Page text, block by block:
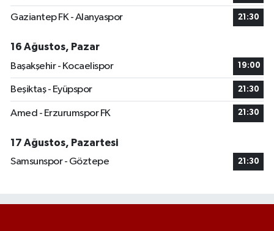
Gaziantep FK - Alanyaspor 21:30
16 Ağustos, Pazar
Başakşehir - Kocaelispor
19:00
Beşiktaş - Eyüpspor 21:30
Amed - Erzurumspor FK 21:30
17 Ağustos, Pazartesi
Samsunspor - Göztepe
21:30